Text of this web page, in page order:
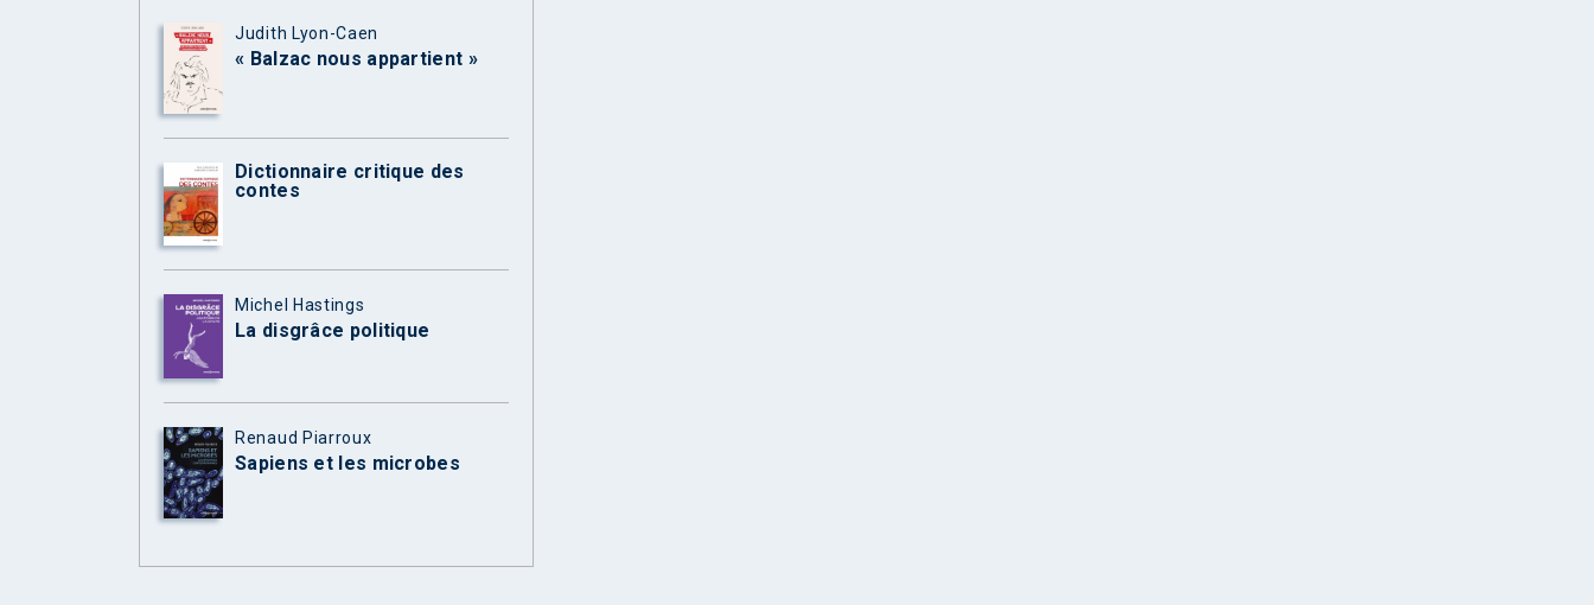
Judith Lyon-Caen
« Balzac nous appartient »
Dictionnaire critique des
contes
Michel Hastings
La disgrâce politique
Renaud Piarroux
Sapiens et les microbes